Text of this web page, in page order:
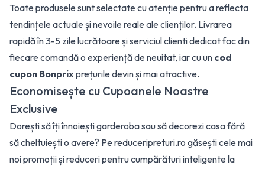
Toate produsele sunt selectate cu atenție pentru a reflecta
tendințele actuale și nevoile reale ale clienților. Livrarea
rapidă în 3-5 zile lucrătoare și serviciul clienti dedicat fac din
fiecare comandă o experiență de neuitat, iar cu un cod
cupon Bonprixprețurile devin și mai atractive.
Economisește cu Cupoanele Noastre
Exclusive
Dorești să îți înnoiești garderoba sau să decorezi casa fără
să cheltuiești o avere? Pe reduceripreturi.ro găsești cele mai
noi promoții și reduceri pentru cumpărături inteligente la